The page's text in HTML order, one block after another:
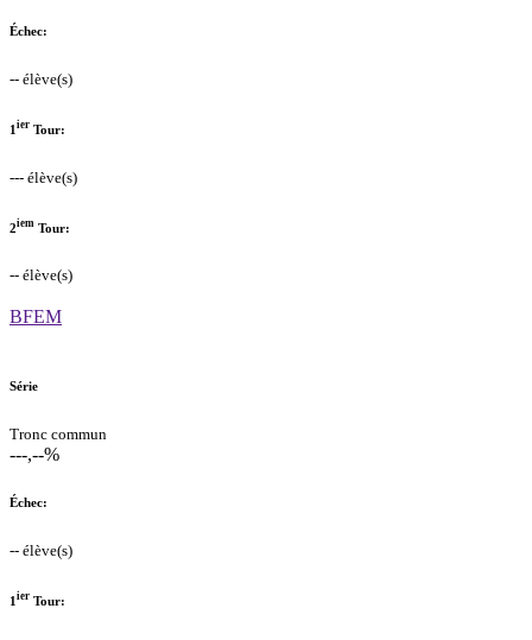
Échec:
-- élève(s)
1 ier Tour:
--- élève(s)
2iem Tour:
-- élève(s)
BFEM
Série
Tronc commun
---,--%
Échec:
-- élève(s)
1 ier Tour: